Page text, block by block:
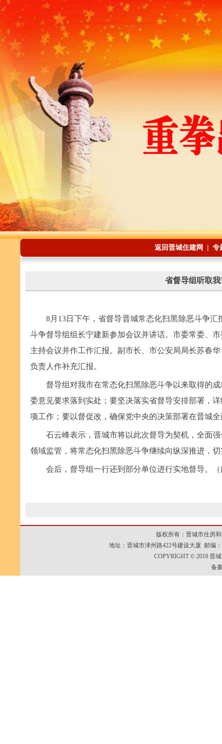
返回晋城住建网 专
省督导组听取
8月13日下午，省督导晋城常态化扫黑除恶斗争
斗争督导组组长宁建新参加会议并讲话。市委常委、
主持会议并作工作汇报。副市长、市公安局局长苏春
负责人作补充汇报。
督导组对我市在常态化扫黑除恶斗争以来取得的
委意见要求落到实处；要坚决落实省督导安排部署，
项工作；要以督促改，确保党中央的决策部署在晋城
石云峰表示，晋城市将以此次督导为契机，全面
领域监管，将常态化扫黑除恶斗争继续向纵深推进，
会后，督导组一行还到部分单位进行实地督导。
版权所有：晋城市住房
地址：晋城市泽州路422号建设大厦 邮编
COPYRIGHT © 2018 晋
备